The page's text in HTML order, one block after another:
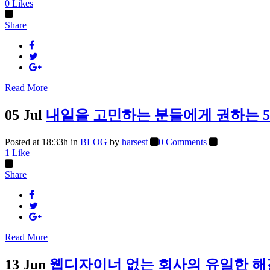
0 Likes
Share
Read More
05 Jul 내일을 고민하는 분들에게 권하는
Posted at 18:33h in BLOG by harsest
0 Comments
1 Like
Share
Read More
13 Jun 웹디자이너 없는 회사의 유일한 해